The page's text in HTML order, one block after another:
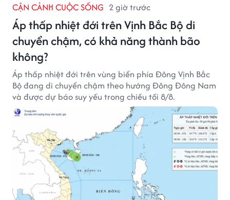
CẬN CẢNH CUỘC SỐNG 2 giờ trước
Áp thấp nhiệt đới trên Vịnh Bắc Bộ di
chuyển chậm, có khả năng thành bão
không?
Áp thấp nhiệt đới trên vùng biển phía Đông Vịnh Bắc
Bộ đang di chuyển chậm theo hướng Đông Đông Nam
và được dự báo suy yếu trong chiều tối 8/8.